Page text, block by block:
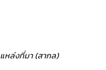
แหล่งที่มา (สากล)